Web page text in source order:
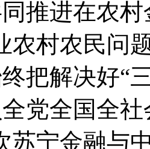
推进在农
农村农民问
把解决好“
党全国全
苏宁金融与